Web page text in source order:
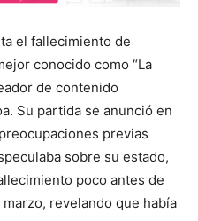
el fallecimiento de
conocido como “La
de contenido
Su partida se anunció en
previas
sobre su estado,
poco antes de
marzo, revelando que había